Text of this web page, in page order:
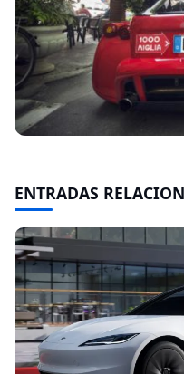
ENTRADAS